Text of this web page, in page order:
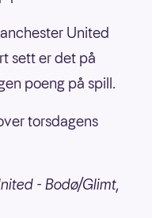
United
sett er det på
poeng på spill.
torsdagens
- Bodø/Glimt,